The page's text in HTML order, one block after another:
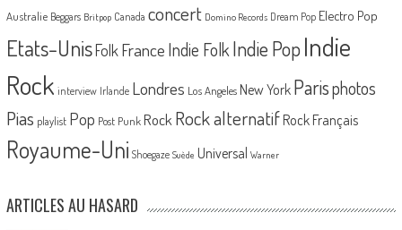
Australie Beggars Britpop Canada concert Domino Records Dream Pop Electro Pop
Etats-UnisFolk France Indie FolkIndie PopIndie
Rock interview Irlande Londres Los Angeles New York Parisphotos
Pias playlist Pop Post Punk Rock Rock alternatif Rock Français
Royaume-Uni Shoegaze Suède Universal Warner
ARTICLES AU HASARD